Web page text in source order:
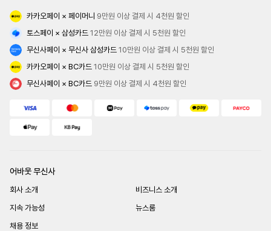
카카오페이 × 페이머니 9만원 이상 결제 시 4천원 할인
토스페이 × 삼성카드 12만원 이상 결제 시 5천원 할인
무신사페이 × 무신사 삼성카드 10만원 이상 결제 시 5천원 할인
카카오페이 × BC카드 10만원 이상 결제 시 5천원 할인
무신사페이 × BC카드 9만원 이상 결제 시 4천원 할인
어바웃 무신사
회사 소개
비즈니스 소개
지속 가능성
뉴스룸
채용 정보